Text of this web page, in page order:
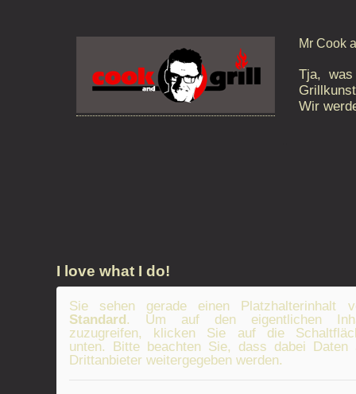
Mr Cook
Tja,
Wir
I love what I do!
Sie sehen gerade einen Platzhalterinhalt
Standard. Um auf den eigentlichen
zuzugreifen, klicken Sie auf die
unten. Bitte beachten Sie, dass dabei Daten
Drittanbieter weitergegeben werden.